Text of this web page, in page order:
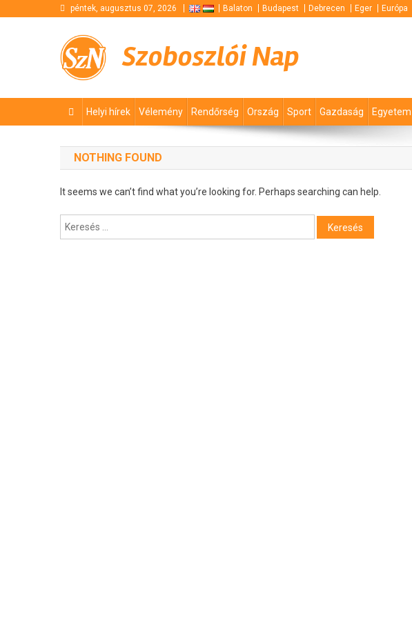
péntek, augusztus 07, 2026 Balaton Budapest Debrecen Eger Európa
Szoboszlói Nap
Helyi hírek Vélemény Rendőrség Ország Sport Gazdaság Egyetem
NOTHING FOUND
It seems we can’t find what you’re looking for. Perhaps searching can help.
Keresés: